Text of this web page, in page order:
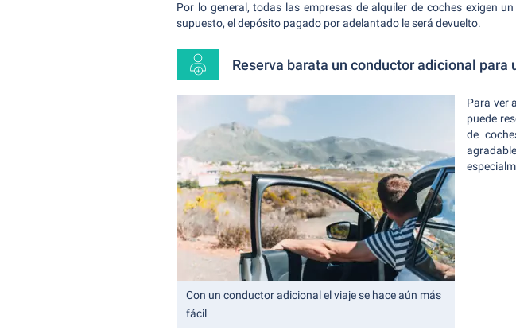
Por lo general, todas las empresas de alquiler de coches exigen un
supuesto, el depósito pagado por adelantado le será devuelto.
Reserva barata un conductor adicional
Con un conductor adicional el viaje se hace aún más
fácil
Para ver
puede
de